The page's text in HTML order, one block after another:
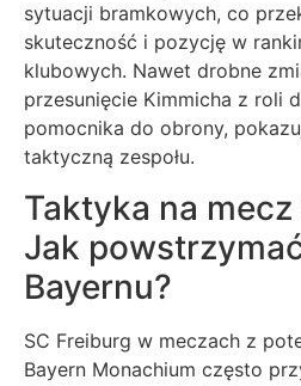
sytuacji bramkowych, co
skuteczność i pozycję w
klubowych. Nawet drobne
przesunięcie Kimmicha z roli
pomocnika do obrony,
taktyczną zespołu.
Taktyka na mecz
Jak
Bayernu?
SC Freiburg w meczach z
Bayern Monachium często